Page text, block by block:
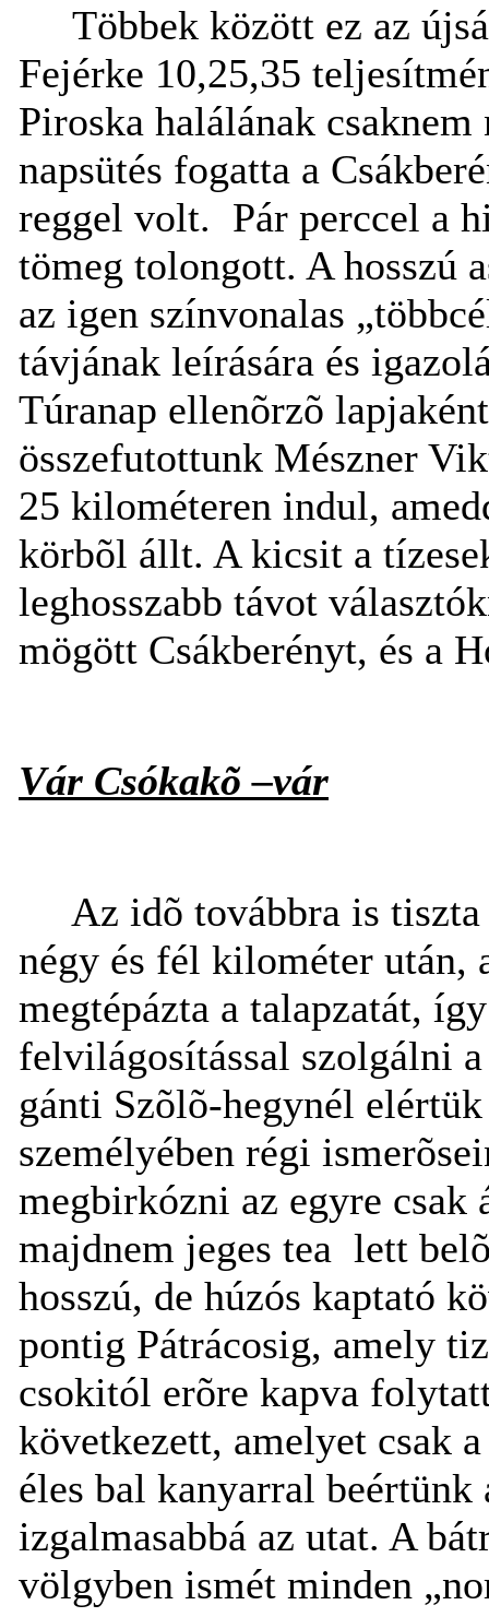
Többek között ez az
Fejérke 10,25,35
Piroska halálának
napsütés fogatta a
reggel volt. Pár perccel a
tömeg tolongott. A hosszú
az igen színvonalas
távjának leírására és
Túranap ellenõrzõ
összefutottunk Mészner
25 kilométeren indul,
körbõl állt. A kicsit a
leghosszabb távot
mögött Csákberényt, és a
Vár Csókakõ –vár
Az idõ továbbra is
négy és fél kilométer után,
megtépázta a talapzatát,
felvilágosítással szolgálni
gánti Szõlõ-hegynél
személyében régi
megbirkózni az egyre csak
majdnem jeges tea lett
hosszú, de húzós kaptató
pontig Pátrácosig, amely
csokitól erõre kapva
következett, amelyet csak
éles bal kanyarral
izgalmasabbá az utat. A
völgyben ismét minden